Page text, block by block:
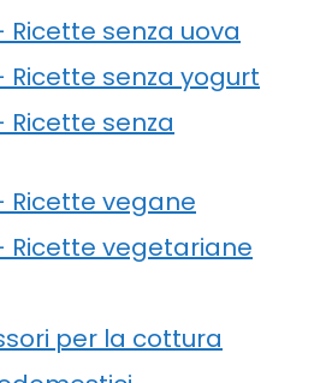
Ricette senza uova
Ricette senza yogurt
Ricette senza
Ricette vegane
Ricette vegetariane
per la cottura